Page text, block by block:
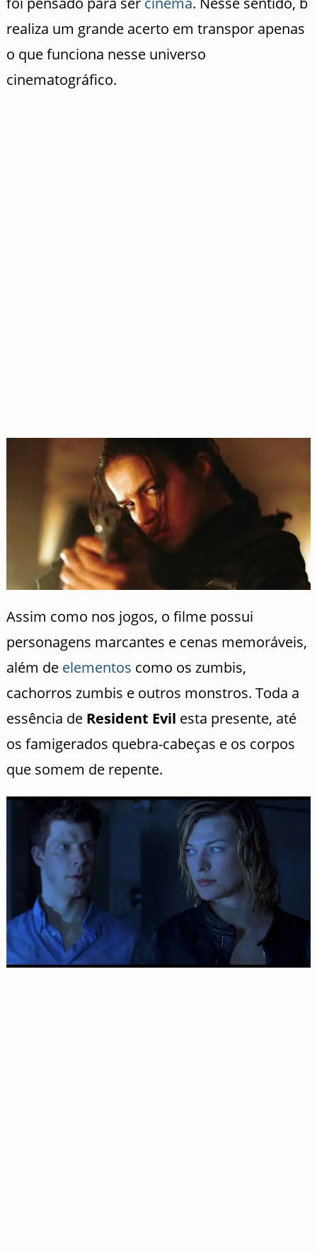
realiza um grande acerto em transpor apenas
o que funciona nesse universo
cinematográfico.
Assim como nos jogos, o filme possui
personagens marcantes e cenas memoráveis,
além de elementos como os zumbis,
cachorros zumbis e outros monstros. Toda a
essência de Resident Evil esta presente, até
os famigerados quebra-cabeças e os corpos
que somem de repente.